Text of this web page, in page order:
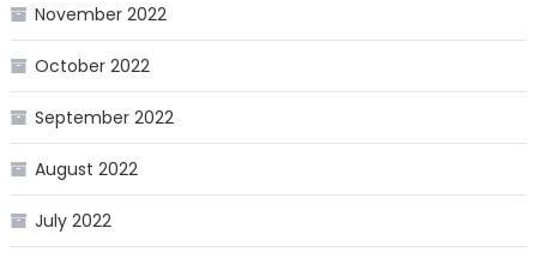
November 2022
October 2022
September 2022
August 2022
July 2022